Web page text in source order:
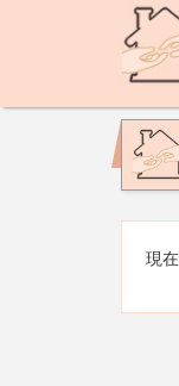
民事
ど
現